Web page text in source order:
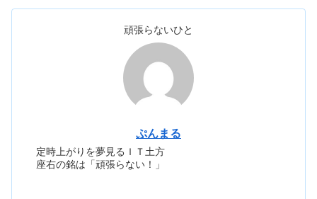
頑張らないひと
ぷんまる
定時上がりを夢見るＩＴ土方
座右の銘は「頑張らない！」